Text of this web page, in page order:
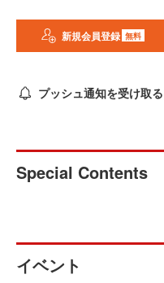
新規会員登録 無料
プッシュ通知を受け取る
Special Contents
イベント